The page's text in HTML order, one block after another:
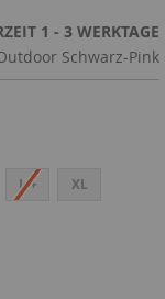
1 - 3 WERKTAGE
Schwarz-Pink
L + XL